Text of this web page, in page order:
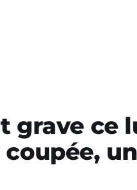
grave ce
coupée,